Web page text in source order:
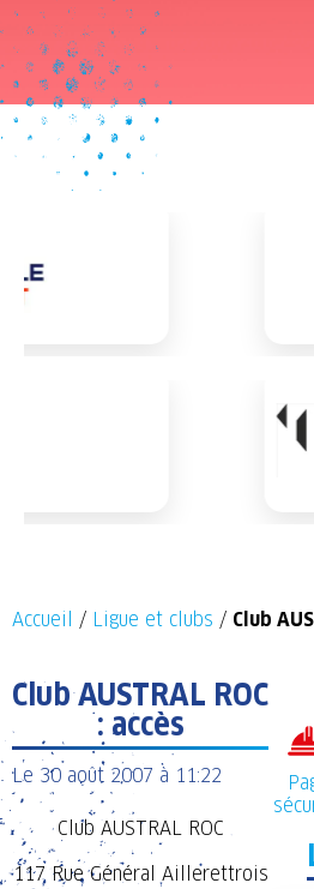
Accueil / Ligue et clubs / Club
Club AUSTRAL ROC
: accès
Le 30 août 2007 à 11:22
Club AUSTRAL ROC
117 Rue Général Aillerettrois